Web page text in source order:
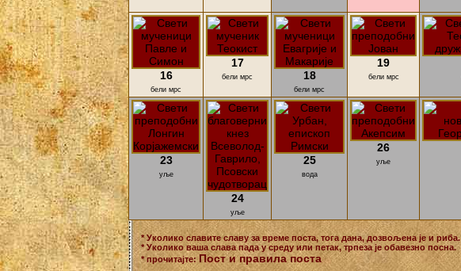
16
бели мрс
17
бели мрс 18
бели мрс
19
бели мрс
23
уље
24
уље
25
вода
26
уље
* Уколико славите славу за време поста, тога дана, дозвољена је и риба.
* Уколико ваша слава пада у среду или петак, трпеза је обавезно посна.
* прочитајте:Пост и правила поста